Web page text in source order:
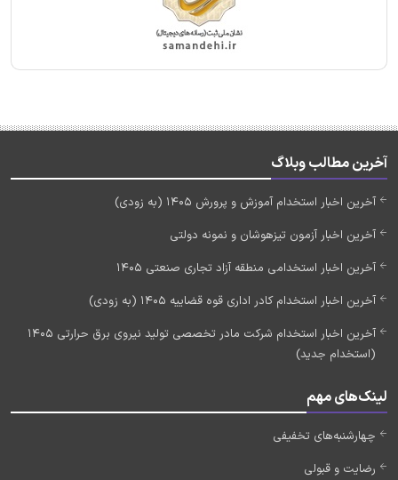
آخرین مطالب وبلاگ
آخرین اخبار استخدام آموزش و پرورش 1405 (به زودی)
آخرین اخبار آزمون تیزهوشان و نمونه دولتی
آخرین اخبار استخدامی منطقه آزاد تجاری صنعتی 1405
آخرین اخبار استخدام کادر اداری قوه قضاییه 1405 (به زودی)
آخرین اخبار استخدام شرکت مادر تخصصی تولید نیروی برق حرارتی 1405
(استخدام جدید)
لینک‌های مهم
چهارشنبه‌های تخفیفی
رضایت و قبولی